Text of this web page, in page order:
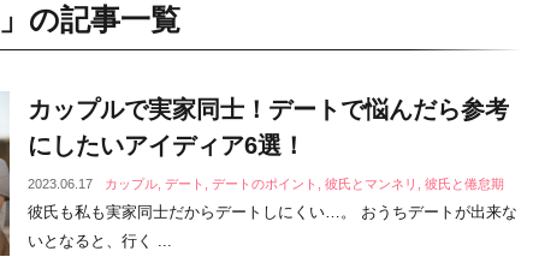
」の記事一覧
カップルで実家同士！デートで悩んだら参考
にしたいアイディア6選！
2023.06.17 カップル ,デート ,デートのポイント ,彼氏とマンネリ ,彼氏と倦怠期
彼氏も私も実家同士だからデートしにくい…。 おうちデートが出来な
いとなると、行く ...